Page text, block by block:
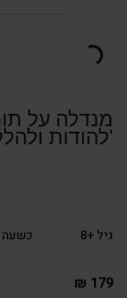
מנדלה על
'להודות
גיל +8 כשעה
₪ 179